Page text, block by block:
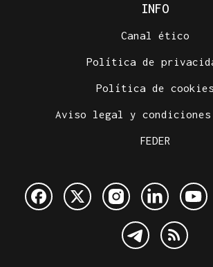
INFO
Canal ético
Política de
Política de cookies
Aviso legal y condiciones
FEDER